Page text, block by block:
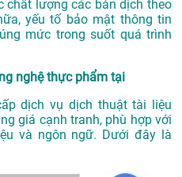
lượng các bản dịch theo
yếu tố bảo mật thông tin
mức trong suốt quá trình
nghệ thực phẩm tại
dịch vụ dịch thuật tài liệu
giá cạnh tranh, phù hợp với
và ngôn ngữ. Dưới đây là